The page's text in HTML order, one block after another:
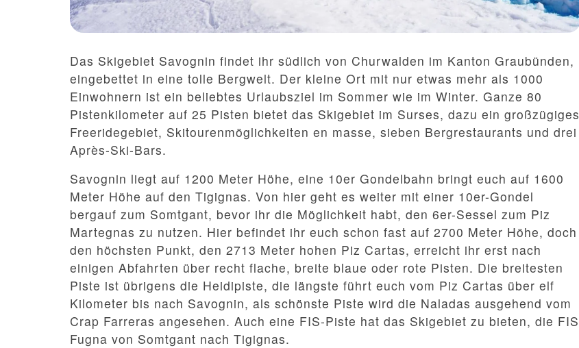
Das Skigebiet Savognin findet ihr südlich von Churwalden im Kanton Graubünden,
eingebettet in eine tolle Bergwelt. Der kleine Ort mit nur etwas mehr als 1000
Einwohnern ist ein beliebtes Urlaubsziel im Sommer wie im Winter. Ganze 80
Pistenkilometer auf 25 Pisten bietet das Skigebiet im Surses, dazu ein großzügiges
Freeridegebiet, Skitourenmöglichkeiten en masse, sieben Bergrestaurants und drei
Après-Ski-Bars.
Savognin liegt auf 1200 Meter Höhe, eine 10er Gondelbahn bringt euch auf 1600
Meter Höhe auf den Tigignas. Von hier geht es weiter mit einer 10er-Gondel
bergauf zum Somtgant, bevor ihr die Möglichkeit habt, den 6er-Sessel zum Piz
Martegnas zu nutzen. Hier befindet ihr euch schon fast auf 2700 Meter Höhe, doch
den höchsten Punkt, den 2713 Meter hohen Piz Cartas, erreicht ihr erst nach
einigen Abfahrten über recht flache, breite blaue oder rote Pisten. Die breitesten
Piste ist übrigens die Heidipiste, die längste führt euch vom Piz Cartas über elf
Kilometer bis nach Savognin, als schönste Piste wird die Naladas ausgehend vom
Crap Farreras angesehen. Auch eine FIS-Piste hat das Skigebiet zu bieten, die FIS
Fugna von Somtgant nach Tigignas.